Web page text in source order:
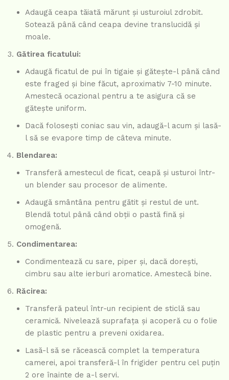
Adaugă ceapa tăiată mărunt și usturoiul zdrobit.
Sotează până când ceapa devine translucidă și
moale.
Gătirea ficatului:
Adaugă ficatul de pui în tigaie și gătește-l până când
este fraged și bine făcut, aproximativ 7-10 minute.
Amestecă ocazional pentru a te asigura că se
gătește uniform.
Dacă folosești coniac sau vin, adaugă-l acum și lasă-
l să se evapore timp de câteva minute.
Blendarea:
Transferă amestecul de ficat, ceapă și usturoi într-
un blender sau procesor de alimente.
Adaugă smântâna pentru gătit și restul de unt.
Blendă totul până când obții o pastă fină și
omogenă.
Condimentarea:
Condimentează cu sare, piper și, dacă dorești,
cimbru sau alte ierburi aromatice. Amestecă bine.
Răcirea:
Transferă pateul într-un recipient de sticlă sau
ceramică. Nivelează suprafața și acoperă cu o folie
de plastic pentru a preveni oxidarea.
Lasă-l să se răcească complet la temperatura
camerei, apoi transferă-l în frigider pentru cel puțin
2 ore înainte de a-l servi.